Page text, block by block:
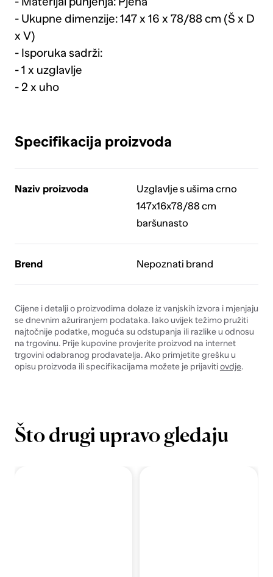
- Ukupne dimenzije: 147 x 16 x 78/88 cm (Š x D
x V)
- Isporuka sadrži:
- 1 x uzglavlje
- 2 x uho
Specifikacija proizvoda
Naziv proizvoda
Uzglavlje s ušima crno
147x16x78/88 cm
baršunasto
Brend Nepoznati brand
Cijene i detalji o proizvodima dolaze iz vanjskih izvora i mjenjaju
se dnevnim ažuriranjem podataka. Iako uvijek težimo pružiti
najtočnije podatke, moguća su odstupanja ili razlike u odnosu
na trgovinu. Prije kupovine provjerite proizvod na internet
trgovini odabranog prodavatelja. Ako primjetite grešku u
opisu proizvoda ili specifikacijama možete je prijavitiovdje.
Što drugi upravo gledaju